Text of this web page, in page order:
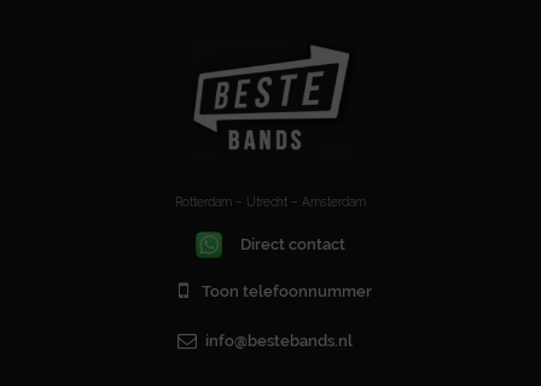
Rotterdam – Utrecht – Amsterdam
Direct contact
Toon telefoonnummer
info@bestebands.nl